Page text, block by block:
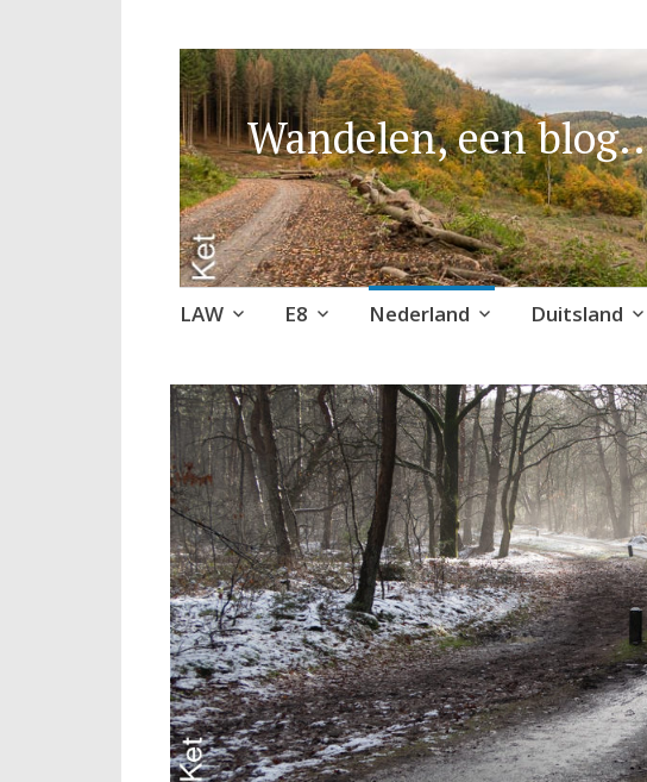
Wandelen, een blog..
Naar
springen
LAW E8 Nederland Duitsland